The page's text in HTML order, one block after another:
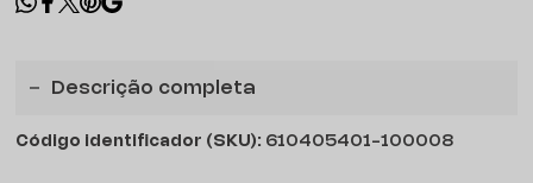
Descrição completa
Código identificador (SKU): 610405401-100008